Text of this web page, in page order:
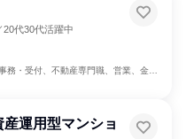
代30代活躍中
・受付、不動産専門職、営業、金融専門職
運用型マンショ